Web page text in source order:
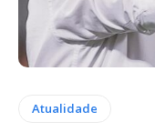
Atualidade